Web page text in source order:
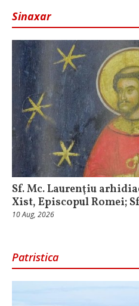
Sinaxar
Sf. Mc. Laurenţiu
Xist, Episcopul Romei;
10 Aug, 2026
Patristica